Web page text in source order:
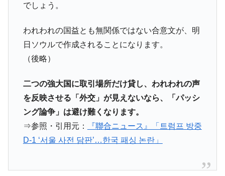
でしょう。
われわれの国益とも無関係ではない合意文が、明
日ソウルで作成されることになります。
（後略）
二つの強大国に取引場所だけ貸し、われわれの声
を反映させる「外交」が見えないなら、「パッシ
ング論争」は避け難くなります。
⇒参照・引用元：
『聯合ニュース』「트럼프 방중
D-1 ‘서울 사전 담판’…한국 패싱 논란」